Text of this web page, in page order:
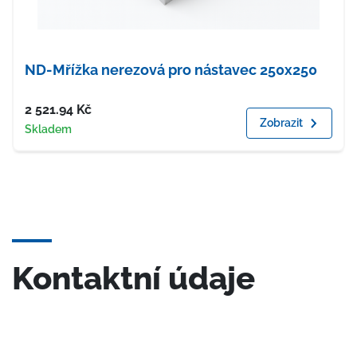
ND-Mřížka nerezová pro nástavec 250x250
Cena
2 521.94 Kč
Dostupnost
Skladem Zobrazit
Kontaktní údaje